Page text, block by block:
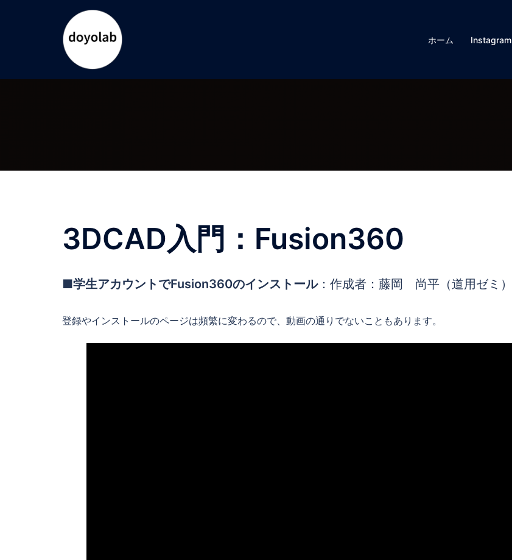
ホーム Instagram
3DCAD入門：Fusion360
■学生アカウントでFusion360のインストール：作成者：藤岡 尚平（道用ゼミ）
登録やインストールのページは頻繁に変わるので、動画の通りでないこともあります。